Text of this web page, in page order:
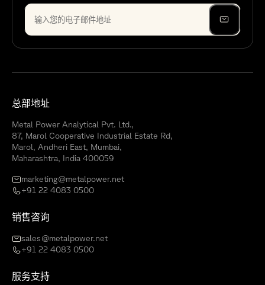
总部地址
Metal Power Analytical Pvt. Ltd.,
87, Marol Cooperative Industrial Estate Rd,
Marol, Andheri East, Mumbai,
Maharashtra, India 400059
marketing@metalpower.net
+91 22 4083 0500
销售咨询
sales@metalpower.net
+91 22 4083 0500
服务支持